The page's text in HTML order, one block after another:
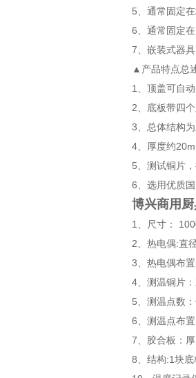
5、通常固定
6、通常固定
7、嵌装式器
▲产品特点总
1、顶盖可自
2、底板带四
3、总体结构
4、厚度约
5、测试铜片
6、选用优质
博兴商用
1、尺寸：
2、热电偶:直
3、热电偶布
4、测温铜片
5、测温点数
6、测温点布
7、胶合板：
8、结构:1块